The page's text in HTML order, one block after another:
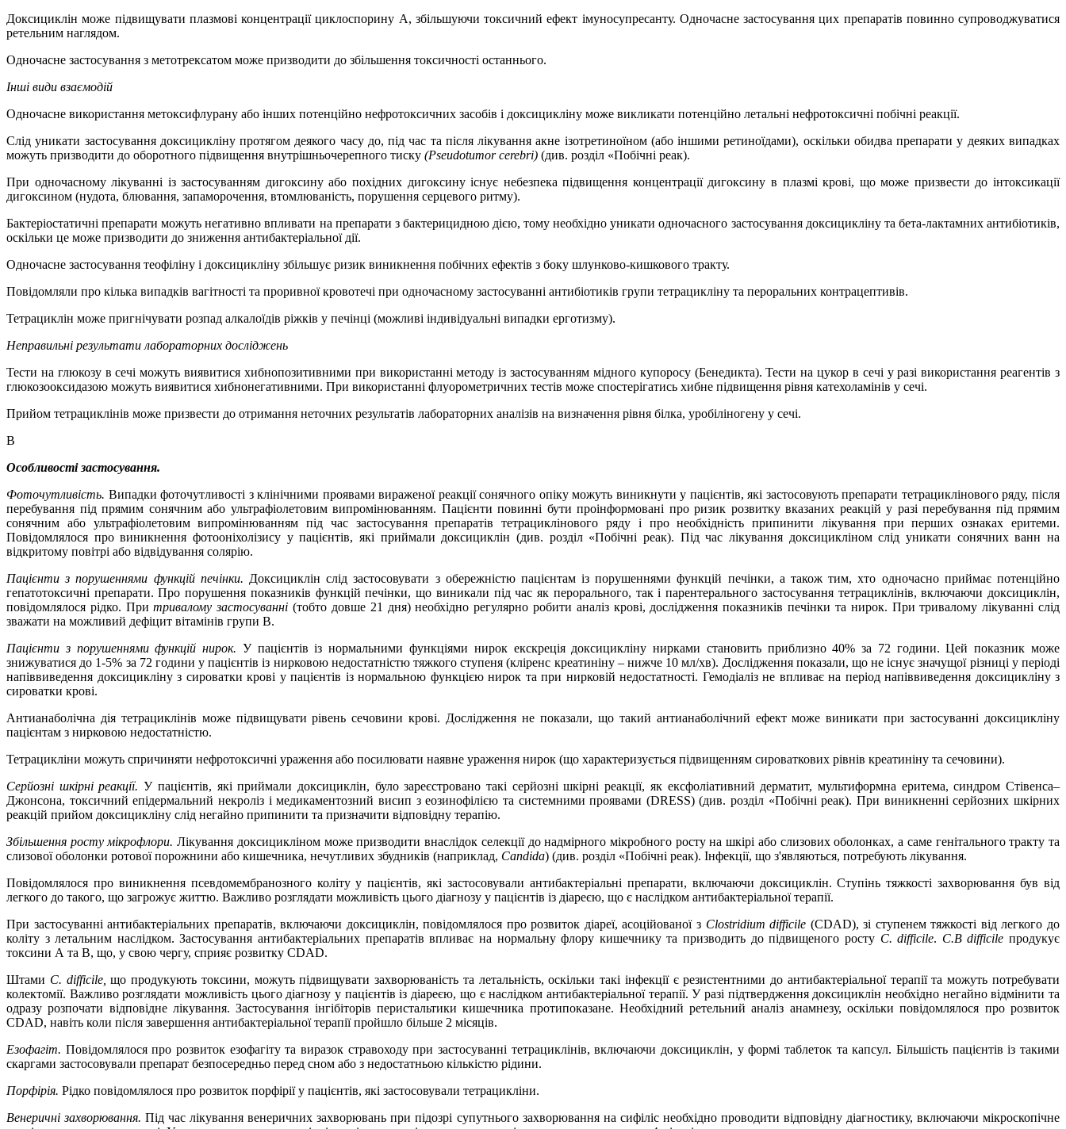
Доксициклін може підвищувати плазмові концентрації циклоспорину А, збільшуючи токсичний ефект імуносупресанту. Одночасне застосування цих препаратів повинно супроводжуватися
ретельним наглядом.
Одночасне застосування з метотрексатом може призводити до збільшення токсичності останнього.
Інші види взаємодій
Одночасне використання метоксифлурану або інших потенційно нефротоксичних засобів і доксицикліну може викликати потенційно летальні нефротоксичні побічні реакції.
Слід уникати застосування доксицикліну протягом деякого часу до, під час та після лікування акне ізотретиноїном (або іншими ретиноїдами), оскільки обидва препарати у деяких випадках
можуть призводити до оборотного підвищення внутрішньочерепного тиску (Pseudotumor cerebri) (див. розділ «Побічні реак).
При одночасному лікуванні із застосуванням дигоксину або похідних дигоксину існує небезпека підвищення концентрації дигоксину в плазмі крові, що може призвести до інтоксикації
дигоксином (нудота, блювання, запаморочення, втомлюваність, порушення серцевого ритму).
Бактеріостатичні препарати можуть негативно впливати на препарати з бактерицидною дією, тому необхідно уникати одночасного застосування доксицикліну та бета-лактамних антибіотиків,
оскільки це може призводити до зниження антибактеріальної дії.
Одночасне застосування теофіліну і доксицикліну збільшує ризик виникнення побічних ефектів з боку шлунково-кишкового тракту.
Повідомляли про кілька випадків вагітності та проривної кровотечі при одночасному застосуванні антибіотиків групи тетрацикліну та пероральних контрацептивів.
Тетрациклін може пригнічувати розпад алкалоїдів ріжків у печінці (можливі індивідуальні випадки ерготизму).
Неправильні результати лабораторних досліджень
Тести на глюкозу в сечі можуть виявитися хибнопозитивними при використанні методу із застосуванням мідного купоросу (Бенедикта). Тести на цукор в сечі у разі використання реагентів з
глюкозооксидазою можуть виявитися хибнонегативними. При використанні флуорометричних тестів може спостерігатись хибне підвищення рівня катехоламінів у сечі.
Прийом тетрациклінів може призвести до отримання неточних результатів лабораторних аналізів на визначення рівня білка, уробіліногену у сечі.
В
Особливості застосування.
Фоточутливість. Випадки фоточутливості з клінічними проявами вираженої реакції сонячного опіку можуть виникнути у пацієнтів, які застосовують препарати тетрациклінового ряду, після
перебування під прямим сонячним або ультрафіолетовим випромінюванням. Пацієнти повинні бути проінформовані про ризик розвитку вказаних реакцій у разі перебування під прямим
сонячним або ультрафіолетовим випромінюванням під час застосування препаратів тетрациклінового ряду і про необхідність припинити лікування при перших ознаках еритеми.
Повідомлялося про виникнення фотооніхолізису у пацієнтів, які приймали доксициклін (див. розділ «Побічні реак). Під час лікування доксицикліном слід уникати сонячних ванн на
відкритому повітрі або відвідування солярію.
Пацієнти з порушеннями функцій печінки. Доксициклін слід застосовувати з обережністю пацієнтам із порушеннями функцій печінки, а також тим, хто одночасно приймає потенційно
гепатотоксичні препарати. Про порушення показників функцій печінки, що виникали під час як перорального, так і парентерального застосування тетрациклінів, включаючи доксициклін,
повідомлялося рідко. Притривалому застосуванні (тобто довше 21 дня) необхідно регулярно робити аналіз крові, дослідження показників печінки та нирок. При тривалому лікуванні слід
зважати на можливий дефіцит вітамінів групи В.
Пацієнти з порушеннями функцій нирок. У пацієнтів із нормальними функціями нирок екскреція доксицикліну нирками становить приблизно 40% за 72 години. Цей показник може
знижуватися до 1-5% за 72 години у пацієнтів із нирковою недостатністю тяжкого ступеня (кліренс креатиніну – нижче 10 мл/хв). Дослідження показали, що не існує значущої різниці у періоді
напіввиведення доксицикліну з сироватки крові у пацієнтів із нормальною функцією нирок та при нирковій недостатності. Гемодіаліз не впливає на період напіввиведення доксицикліну з
сироватки крові.
Антианаболічна дія тетрациклінів може підвищувати рівень сечовини крові. Дослідження не показали, що такий антианаболічний ефект може виникати при застосуванні доксицикліну
пацієнтам з нирковою недостатністю.
Тетрацикліни можуть спричиняти нефротоксичні ураження або посилювати наявне ураження нирок (що характеризується підвищенням сироваткових рівнів креатиніну та сечовини).
Серйозні шкірні реакції. У пацієнтів, які приймали доксициклін, було зареєстровано такі серйозні шкірні реакції, як ексфоліативний дерматит, мультиформна еритема, синдром Стівенса–
Джонсона, токсичний епідермальний некроліз і медикаментозний висип з еозинофілією та системними проявами (DRESS) (див. розділ «Побічні реак). При виникненні серйозних шкірних
реакцій прийом доксицикліну слід негайно припинити та призначити відповідну терапію.
Збільшення росту мікрофлори.Лікування доксицикліном може призводити внаслідок селекції до надмірного мікробного росту на шкірі або слизових оболонках, а саме генітального тракту та
слизової оболонки ротової порожнини або кишечника, нечутливих збудників (наприклад, Candida) (див. розділ «Побічні реак). Інфекції, що з'являються, потребують лікування.
Повідомлялося про виникнення псевдомембранозного коліту у пацієнтів, які застосовували антибактеріальні препарати, включаючи доксициклін. Ступінь тяжкості захворювання був від
легкого до такого, що загрожує життю. Важливо розглядати можливість цього діагнозу у пацієнтів із діареєю, що є наслідком антибактеріальної терапії.
При застосуванні антибактеріальних препаратів, включаючи доксициклін, повідомлялося про розвиток діареї, асоційованої з Clostridium difficile (CDAD), зі ступенем тяжкості від легкого до
коліту з летальним наслідком. Застосування антибактеріальних препаратів впливає на нормальну флору кишечнику та призводить до підвищеного росту C. difficile. C.В difficile продукує
токсини А та В, що, у свою чергу, сприяє розвитку CDAD.
Штами C. difficile, що продукують токсини, можуть підвищувати захворюваність та летальність, оскільки такі інфекції є резистентними до антибактеріальної терапії та можуть потребувати
колектомії. Важливо розглядати можливість цього діагнозу у пацієнтів із діареєю, що є наслідком антибактеріальної терапії. У разі підтвердження доксициклін необхідно негайно відмінити та
одразу розпочати відповідне лікування. Застосування інгібіторів перистальтики кишечника протипоказане. Необхідний ретельний аналіз анамнезу, оскільки повідомлялося про розвиток
CDAD, навіть коли після завершення антибактеріальної терапії пройшло більше 2 місяців.
Езофагіт. Повідомлялося про розвиток езофагіту та виразок стравоходу при застосуванні тетрациклінів, включаючи доксициклін, у формі таблеток та капсул. Більшість пацієнтів із такими
скаргами застосовували препарат безпосередньо перед сном або з недостатньою кількістю рідини.
Порфірія. Рідко повідомлялося про розвиток порфірії у пацієнтів, які застосовували тетрацикліни.
Венеричні захворювання.Під час лікування венеричних захворювань при підозрі супутнього захворювання на сифіліс необхідно проводити відповідну діагностику, включаючи мікроскопічне